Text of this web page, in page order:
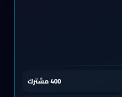
400 مشترك